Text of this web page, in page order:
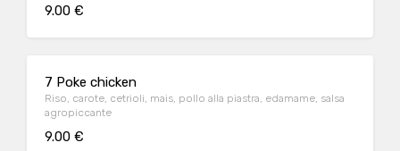
9.00 €
7 Poke chicken
Riso, carote, cetrioli, mais, pollo alla piastra, edamame, salsa
agropiccante
9.00 €